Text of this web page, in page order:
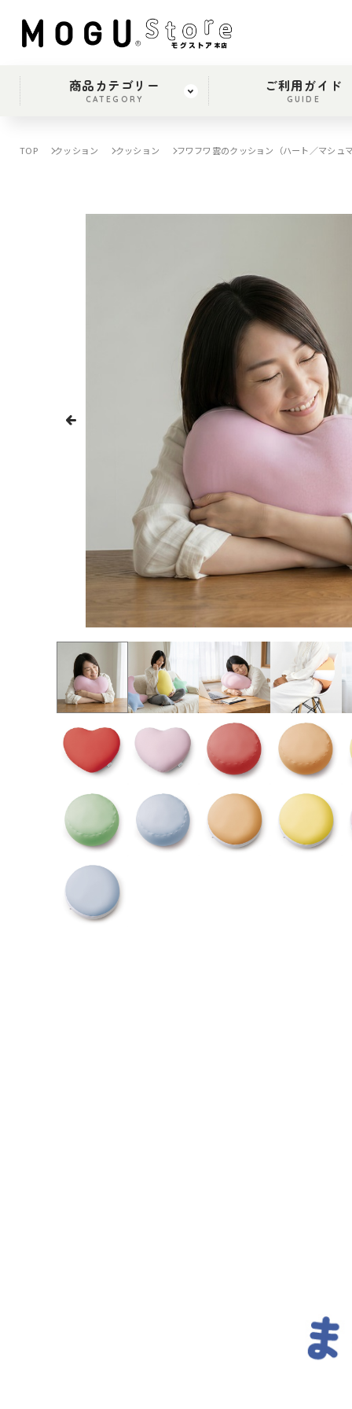
商品カテゴリー
CATEGORY
ご利用ガイド
GUIDE
TOP クッション クッション フワフワ雲のクッション（ハート／マシュ